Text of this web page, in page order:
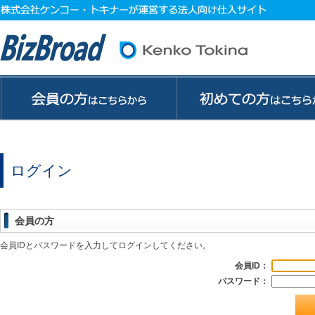
ログイン
会員の方
会員IDとパスワードを入力してログインしてください。
会員ID：
パスワード：